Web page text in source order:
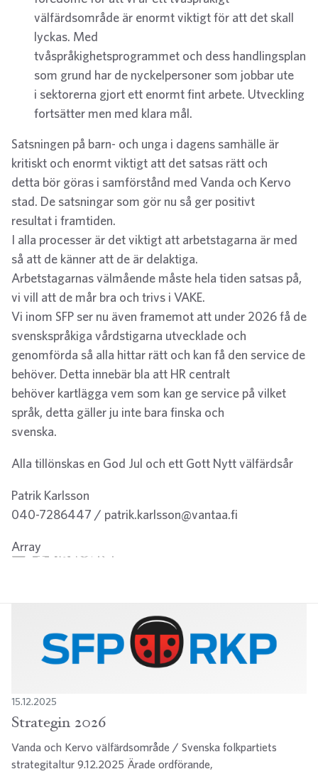
välfärdsområde är enormt viktigt för att det skall
lyckas. Med
tvåspråkighetsprogrammet och dess handlingsplan
som grund har de nyckelpersoner som jobbar ute
i sektorerna gjort ett enormt fint arbete. Utveckling
fortsätter men med klara mål.
Satsningen på barn- och unga i dagens samhälle är
kritiskt och enormt viktigt att det satsas rätt och
detta bör göras i samförstånd med Vanda och Kervo
stad. De satsningar som gör nu så ger positivt
resultat i framtiden.
I alla processer är det viktigt att arbetstagarna är med
så att de känner att de är delaktiga.
Arbetstagarnas välmående måste hela tiden satsas på,
vi vill att de mår bra och trivs i VAKE.
Vi inom SFP ser nu även framemot att under 2026 få de
svenskspråkiga vårdstigarna utvecklade och
genomförda så alla hittar rätt och kan få den service de
behöver. Detta innebär bla att HR centralt
behöver kartlägga vem som kan ge service på vilket
språk, detta gäller ju inte bara finska och
svenska.
Alla tillönskas en God Jul och ett Gott Nytt välfärdsår
Patrik Karlsson
040-7286447 / patrik.karlsson@vantaa.fi
Array
15.12.2025
Strategin 2026
Vanda och Kervo välfärdsområde / Svenska folkpartiets
strategitaltur 9.12.2025 Ärade ordförande,